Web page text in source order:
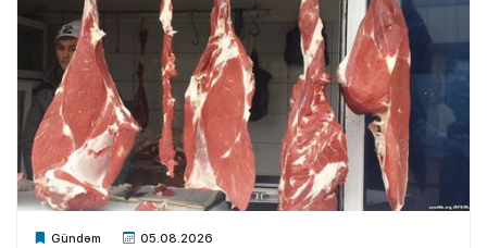
Gündəm 05.08.2026
Xalq.Online